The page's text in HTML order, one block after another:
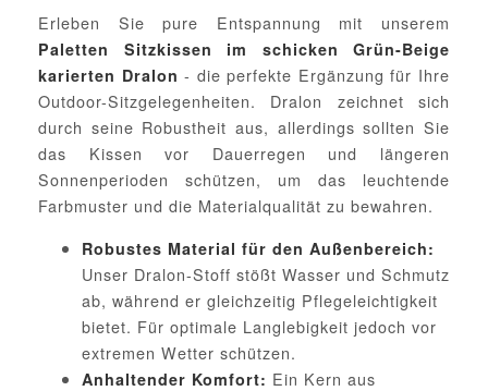
Erleben Sie pure Entspannung mit unserem
Paletten Sitzkissen im schicken Grün-Beige
karierten Dralon - die perfekte Ergänzung für Ihre
Outdoor-Sitzgelegenheiten. Dralon zeichnet sich
durch seine Robustheit aus, allerdings sollten Sie
das Kissen vor Dauerregen und längeren
Sonnenperioden schützen, um das leuchtende
Farbmuster und die Materialqualität zu bewahren.
Robustes Material für den Außenbereich:
Unser Dralon-Stoff stößt Wasser und Schmutz
ab, während er gleichzeitig Pflegeleichtigkeit
bietet. Für optimale Langlebigkeit jedoch vor
extremen Wetter schützen.
Anhaltender Komfort: Ein Kern aus